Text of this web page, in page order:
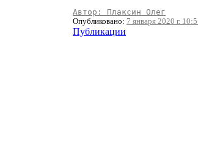
Автор: Плаксин Олег
Опубликовано: 7 января 2020 г.
Публикации